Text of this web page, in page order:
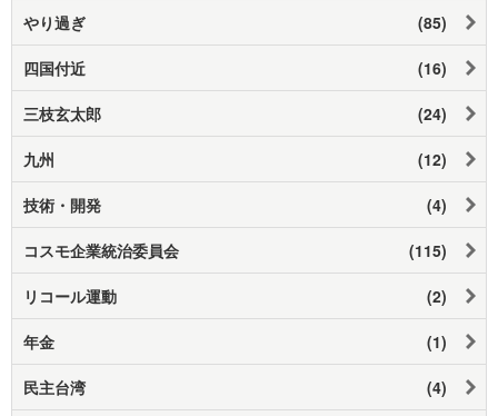
やり過ぎ (85)
四国付近 (16)
三枝玄太郎 (24)
九州 (12)
技術・開発 (4)
コスモ企業統治委員会 (115)
リコール運動 (2)
年金 (1)
民主台湾 (4)